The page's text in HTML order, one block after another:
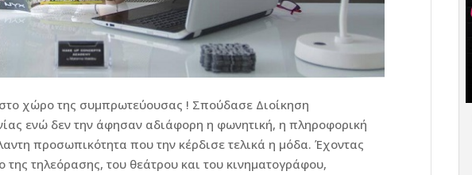
στο χώρο της συμπρωτεύουσας ! Σπούδασε Διοίκηση
ενώ δεν την άφησαν αδιάφορη η φωνητική, η πληροφορική
προσωπικότητα που την κέρδισε τελικά η μόδα. Έχοντας
της τηλεόρασης, του θεάτρου και του κινηματογράφου,